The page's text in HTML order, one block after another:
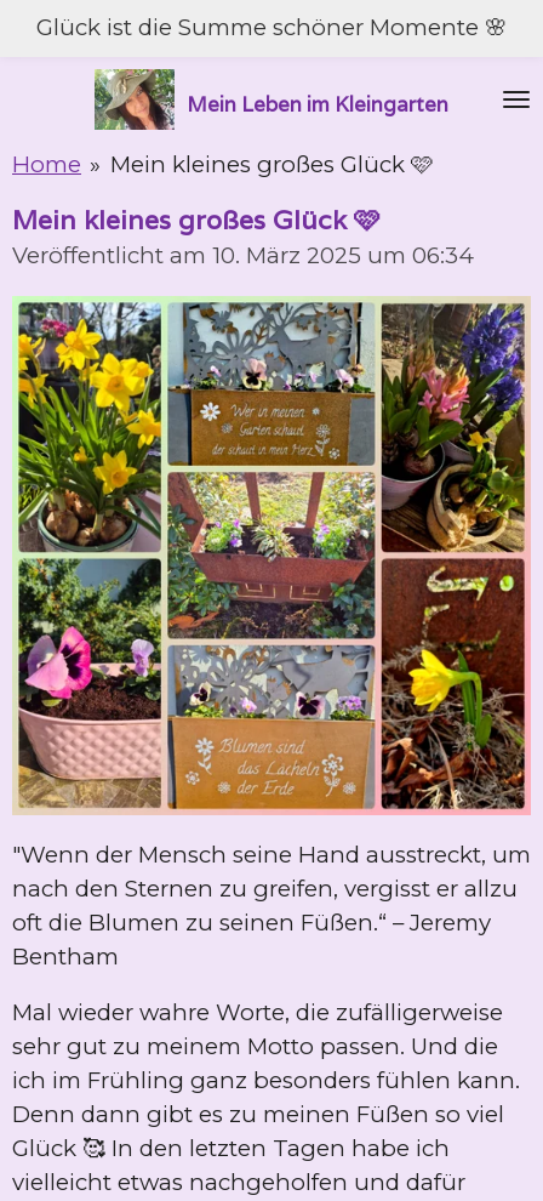
Zum
springen
Mein Leben im Kleingarten
Glück ist die Summe schöner Momente 🌸
Home » Mein kleines großes Glück 🩷
Mein kleines großes Glück 🩷
Veröffentlicht am 10. März 2025 um 06:34
"Wenn der Mensch seine Hand ausstreckt, um
nach den Sternen zu greifen, vergisst er allzu
oft die Blumen zu seinen Füßen.“ – Jeremy
Bentham
Mal wieder wahre Worte, die zufälligerweise
sehr gut zu meinem Motto passen. Und die
ich im Frühling ganz besonders fühlen kann.
Denn dann gibt es zu meinen Füßen so viel
Glück 🥰 In den letzten Tagen habe ich
vielleicht etwas nachgeholfen und dafür